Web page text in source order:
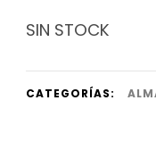
SIN STOCK
CATEGORÍAS: